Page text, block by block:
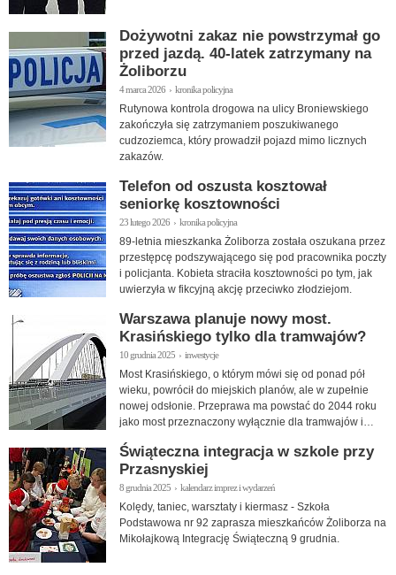
Dożywotni zakaz nie powstrzymał go
przed jazdą. 40-latek zatrzymany na
Żoliborzu
4 marca 2026 › kronika policyjna
Rutynowa kontrola drogowa na ulicy Broniewskiego
zakończyła się zatrzymaniem poszukiwanego
cudzoziemca, który prowadził pojazd mimo licznych
zakazów.
Telefon od oszusta kosztował
seniorkę kosztowności
23 lutego 2026 › kronika policyjna
89-letnia mieszkanka Żoliborza została oszukana przez
przestępcę podszywającego się pod pracownika poczty
i policjanta. Kobieta straciła kosztowności po tym, jak
uwierzyła w fikcyjną akcję przeciwko złodziejom.
Warszawa planuje nowy most.
Krasińskiego tylko dla tramwajów?
10 grudnia 2025 › inwestycje
Most Krasińskiego, o którym mówi się od ponad pół
wieku, powrócił do miejskich planów, ale w zupełnie
nowej odsłonie. Przeprawa ma powstać do 2044 roku
jako most przeznaczony wyłącznie dla tramwajów i
Świąteczna integracja w szkole przy
Przasnyskiej
8 grudnia 2025 › kalendarz imprez i wydarzeń
Kolędy, taniec, warsztaty i kiermasz - Szkoła
Podstawowa nr 92 zaprasza mieszkańców Żoliborza na
Mikołajkową Integrację Świąteczną 9 grudnia.